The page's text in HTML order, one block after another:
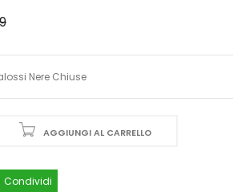
Nere Chiuse
AGGIUNGI AL CARRELLO
Condividi